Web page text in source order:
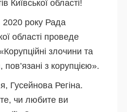
Київської області!
року Рада
області проведе
злочини та
з корупцією».
Гусейнова Регіна.
чи любите ви